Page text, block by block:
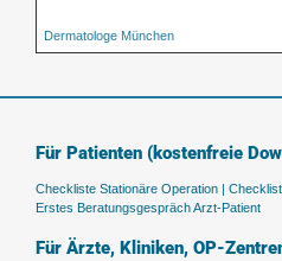
Dermatologe München
Für Patienten (kostenfreie
Checkliste Stationäre Operation |
Erstes Beratungsgespräch Arzt-Patient
Für Ärzte, Kliniken, OP-